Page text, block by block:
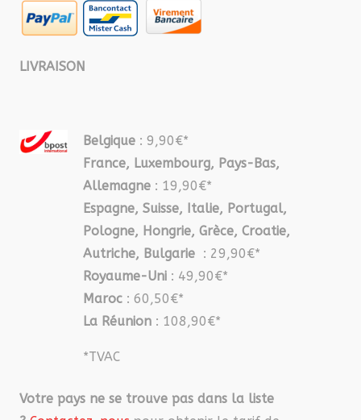
LIVRAISON
Belgique : 9,90€*
France, Luxembourg, Pays-Bas,
Allemagne : 19,90€*
Espagne, Suisse, Italie, Portugal,
Pologne, Hongrie, Grèce, Croatie,
Autriche, Bulgarie : 29,90€*
Royaume-Uni : 49,90€*
Maroc : 60,50€*
La Réunion : 108,90€*
*TVAC
Votre pays ne se trouve pas dans la liste